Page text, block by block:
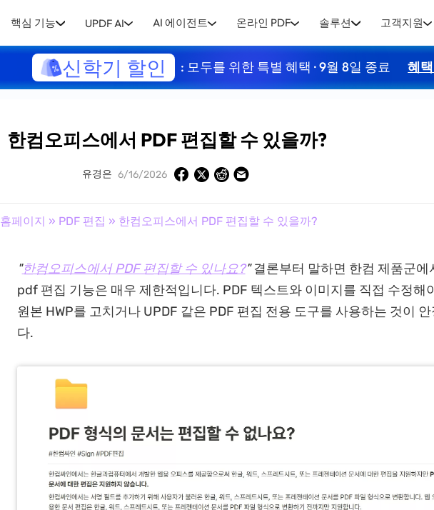
핵심 기능 UPDF AI AI 에이전트 온라인 PDF 솔루션 고객지원
신학기 할인 : 모두를 위한 특별 혜택 · 9월 8일 종료 혜
한컴오피스에서 PDF 편집할 수 있을까?
유경은 6/16/2026
홈페이지 » PDF 편집 » 한컴오피스에서 PDF 편집할 수 있을까?
"한컴오피스에서 PDF 편집할 수 있나요?" 결론부터 말하면 한컴 제품군에
pdf 편집 기능은 매우 제한적입니다. PDF 텍스트와 이미지를 직접 수정해
원본 HWP를 고치거나 UPDF 같은 PDF 편집 전용 도구를 사용하는 것이
다.